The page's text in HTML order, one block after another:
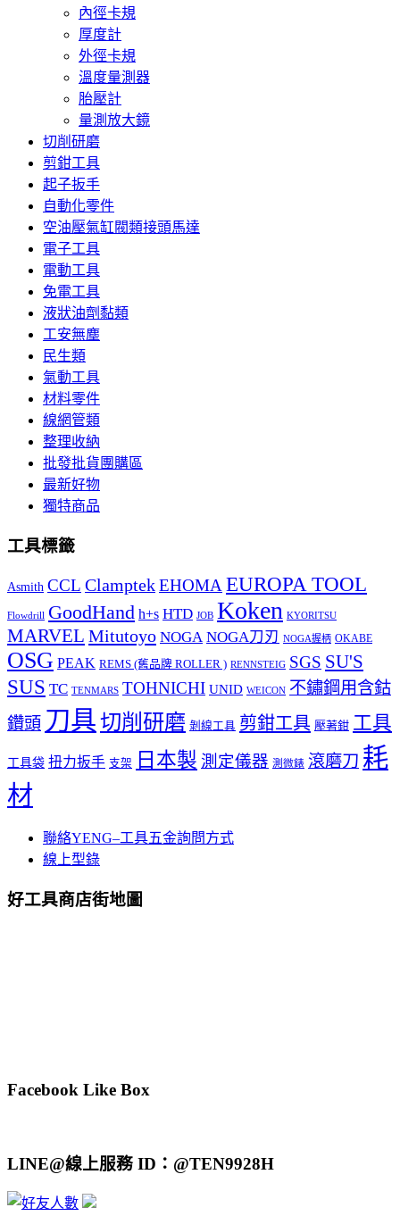
內徑卡規
厚度計
外徑卡規
溫度量測器
胎壓計
量測放大鏡
切削研磨
剪鉗工具
起子扳手
自動化零件
空油壓氣缸閥類接頭馬達
電子工具
電動工具
免電工具
液狀油劑黏類
工安無塵
民生類
氣動工具
材料零件
線網管類
整理收納
批發批貨團購區
最新好物
獨特商品
工具標籤
Asmith CCL ClamptekEHOMAEUROPA TOOL
Flowdrill GoodHand h+s HTD JOB Koken KYORITSU
MARVEL Mitutoyo NOGA NOGA刀刃 NOGA握柄 OKABE
OSG PEAK REMS (舊品牌 ROLLER ) RENNSTEIG SGS SU'S
SUS TC TENMARS TOHNICHI UNID WEICON 不鏽鋼用含鈷
鑽頭 刀具切削研磨 剝線工具 剪鉗工具 壓著鉗 工具
工具袋 扭力扳手 支架 日本製 測定儀器 測微錶 滾磨刀 耗
材
聯絡YENG–工具五金詢問方式
線上型錄
好工具商店街地圖
Facebook Like Box
LINE@線上服務 ID：@TEN9928H